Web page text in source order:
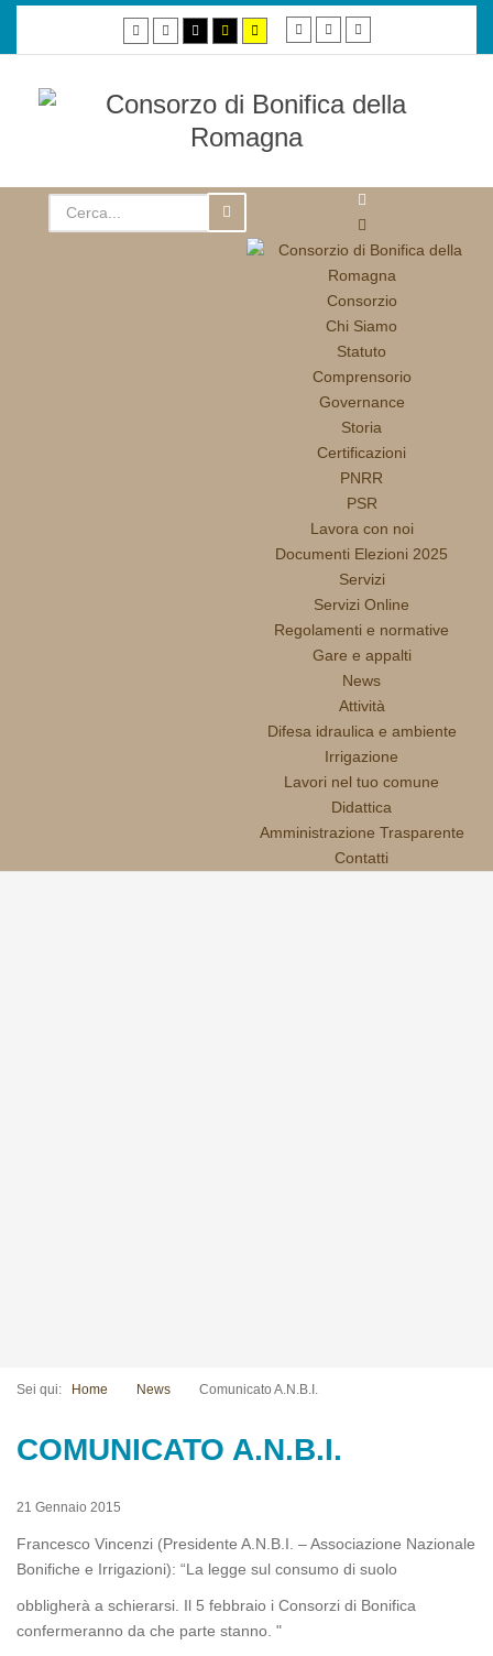
Default
mode
Night
mode
High
contrast
black/white
High
contrast
black/yellow
High
contrast
yellow/black
Smaller
font
Default
font
Larger
Consorzio
Chi Siamo
Statuto
Comprensorio
Governance
Storia
Certificazioni
PNRR
PSR
Lavora con noi
Documenti Elezioni 2025
Servizi
Servizi Online
Regolamenti e normative
Gare e appalti
News
Attività
Difesa idraulica e ambiente
Irrigazione
Lavori nel tuo comune
Didattica
Amministrazione Trasparente
Contatti
Sei qui: Home News Comunicato A.N.B.I.
COMUNICATO A.N.B.I.
21 Gennaio 2015
Francesco Vincenzi (Presidente A.N.B.I. – Associazione Nazionale
Bonifiche e Irrigazioni): “La legge sul consumo di suolo
obbligherà a schierarsi. Il 5 febbraio i Consorzi di Bonifica
confermeranno da che parte stanno. "